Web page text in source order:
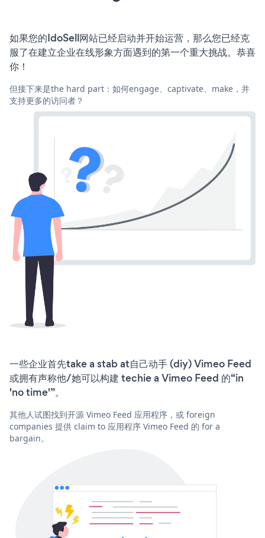
如果您的IdoSell网站已经启动并开始运营，那么您已经克
服了在建立企业在线形象方面遇到的第一个重大挑战。恭喜
你！
但接下来是the hard part：如何engage、captivate、make，并
支持更多的访问者？
一些企业首先take a stab at自己动手 (diy) Vimeo Feed
或拥有声称他/她可以构建 techie a Vimeo Feed 的“in
'no time'”。
其他人试图找到开源 Vimeo Feed 应用程序，或 foreign
companies 提供 claim to 应用程序 Vimeo Feed 的 for a
bargain。